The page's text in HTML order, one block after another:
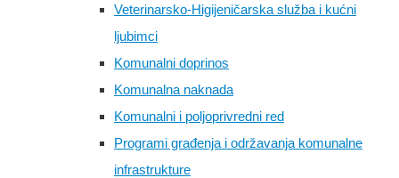
Veterinarsko-Higijeničarska služba i kućni
ljubimci
Komunalni doprinos
Komunalna naknada
Komunalni i poljoprivredni red
Programi građenja i održavanja komunalne
infrastrukture